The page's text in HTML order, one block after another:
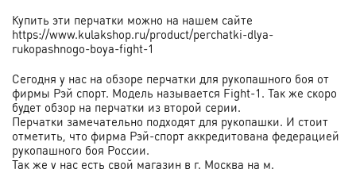
Купить эти перчатки можно на нашем сайте
https://www.kulakshop.ru/product/perchatki-dlya-
rukopashnogo-boya-fight-1
Сегодня у нас на обзоре перчатки для рукопашного боя от
фирмы Рэй спорт. Модель называется Fight-1. Так же скоро
будет обзор на перчатки из второй серии.
Перчатки замечательно подходят для рукопашки. И стоит
отметить, что фирма Рэй-спорт аккредитована федерацией
рукопашного боя России.
Так же у нас есть свой магазин в г. Москва на м.